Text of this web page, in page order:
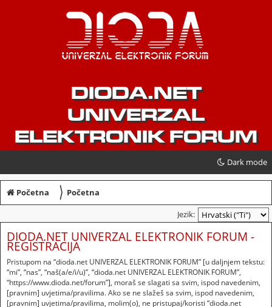
DIODA.NET
UNIVERZAL
ELEKTRONIK FORUM
Dark mode
Početna 〉 Početna
Jezik:
DIODA.NET UNIVERZAL ELEKTRONIK FORUM -
REGISTRACIJA
Pristupom na “dioda.net UNIVERZAL ELEKTRONIK FORUM” [u daljnjem tekstu:
“mi”, “nas”, “naš(a/e/i/u)”, “dioda.net UNIVERZAL ELEKTRONIK FORUM”,
“https://www.dioda.net/forum”], moraš se slagati sa svim, ispod navedenim,
[pravnim] uvjetima/pravilima. Ako se ne slažeš sa svim, ispod navedenim,
[pravnim] uvjetima/pravilima, molim(o), ne pristupaj/koristi “dioda.net